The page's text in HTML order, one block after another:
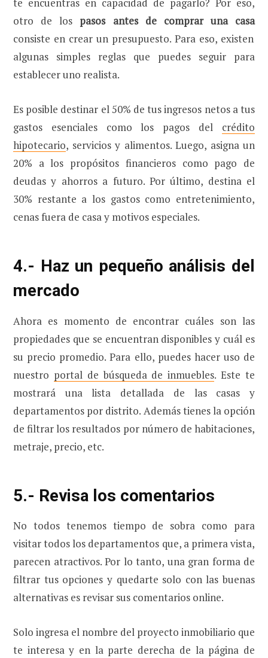
otro de los pasos antes de comprar una casa
consiste en crear un presupuesto. Para eso, existen
algunas simples reglas que puedes seguir para
establecer uno realista.
Es posible destinar el 50% de tus ingresos netos a tus
gastos esenciales como los pagos del crédito
hipotecario, servicios y alimentos. Luego, asigna un
20% a los propósitos financieros como pago de
deudas y ahorros a futuro. Por último, destina el
30% restante a los gastos como entretenimiento,
cenas fuera de casa y motivos especiales.
4.- Haz un pequeño análisis del
mercado
Ahora es momento de encontrar cuáles son las
propiedades que se encuentran disponibles y cuál es
su precio promedio. Para ello, puedes hacer uso de
nuestro portal de búsqueda de inmuebles. Este te
mostrará una lista detallada de las casas y
departamentos por distrito. Además tienes la opción
de filtrar los resultados por número de habitaciones,
metraje, precio, etc.
5.- Revisa los comentarios
No todos tenemos tiempo de sobra como para
visitar todos los departamentos que, a primera vista,
parecen atractivos. Por lo tanto, una gran forma de
filtrar tus opciones y quedarte solo con las buenas
alternativas es revisar sus comentarios online.
Solo ingresa el nombre del proyecto inmobiliario que
te interesa y en la parte derecha de la página de